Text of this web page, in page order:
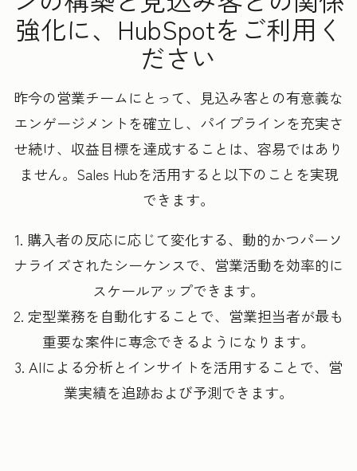
強化に、HubSpotをご利用く
ださい
昨今の営業チームにとって、見込み客との有意義な
エンゲージメントを確立し、パイプラインを充実さ
せ続け、収益目標を達成することは、容易ではあり
ません。Sales Hubを活用すると以下のことを実現
できます。
1. 購入者の反応に応じて変化する、動的かつパーソ
ナライズされたシーケンスで、営業活動を効率的に
スケールアップできます。
2. 定型業務を自動化することで、営業担当者が最も
重要な案件に専念できるようになります。
3. AIによる分析とインサイトを活用することで、営
業実績を追跡および予測できます。